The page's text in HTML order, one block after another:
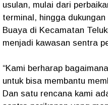
usulan, mulai dari
terminal, hingga
Buaya di Kecamatan
menjadi kawasan sentra
“Kami berharap
untuk bisa membantu
Dan satu rencana kami